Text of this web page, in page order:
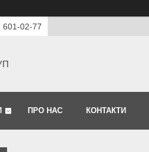
601-02-77
ПРО НАС КОНТАКТИ